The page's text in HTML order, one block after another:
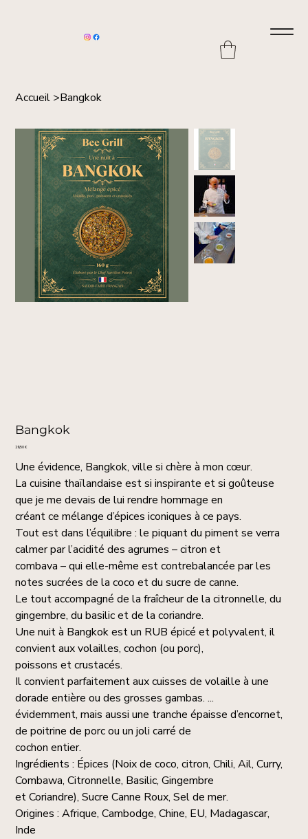
Accueil >Bangkok
Bangkok
Prix
29,50 €
Une évidence, Bangkok, ville si chère à mon cœur.
La cuisine thaïlandaise est si inspirante et si goûteuse
que je me devais de lui rendre hommage en
créant ce mélange d’épices iconiques à ce pays.
Tout est dans l’équilibre : le piquant du piment se verra
calmer par l’acidité des agrumes – citron et
combava – qui elle-même est contrebalancée par les
notes sucrées de la coco et du sucre de canne.
Le tout accompagné de la fraîcheur de la citronnelle, du
gingembre, du basilic et de la coriandre.
Une nuit à Bangkok est un RUB épicé et polyvalent, il
convient aux volailles, cochon (ou porc),
poissons et crustacés.
Il convient parfaitement aux cuisses de volaille à une
dorade entière ou des grosses gambas. ...
évidemment, mais aussi une tranche épaisse d’encornet,
de poitrine de porc ou un joli carré de
cochon entier.
Ingrédients : Épices (Noix de coco, citron, Chili, Ail, Curry,
Combawa, Citronnelle, Basilic, Gingembre
et Coriandre), Sucre Canne Roux, Sel de mer.
Origines : Afrique, Cambodge, Chine, EU, Madagascar,
Inde